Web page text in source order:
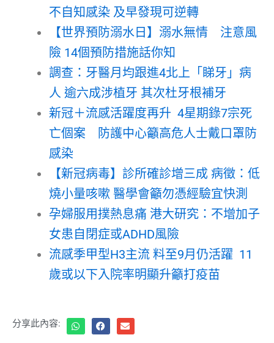
不自知感染 及早發現可逆轉
【世界預防溺水日】溺水無情 注意風
險 14個預防措施話你知
調查：牙醫月均跟進4北上「睇牙」病
人 逾六成涉植牙 其次杜牙根補牙
新冠＋流感活躍度再升 4星期錄7宗死
亡個案 防護中心籲高危人士戴口罩防
感染
【新冠病毒】診所確診增三成 病徵：低
燒小量咳嗽 醫學會籲勿憑經驗宜快測
孕婦服用撲熱息痛 港大研究：不增加子
女患自閉症或ADHD風險
流感季甲型H3主流 料至9月仍活躍 11
歲或以下入院率明顯升籲打疫苗
分享此內容: